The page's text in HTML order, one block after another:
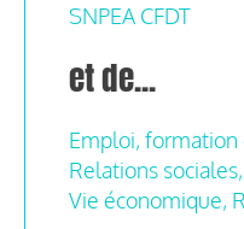
SNPEA CFDT
et de...
Emploi,
Relations sociales,
Vie économique,